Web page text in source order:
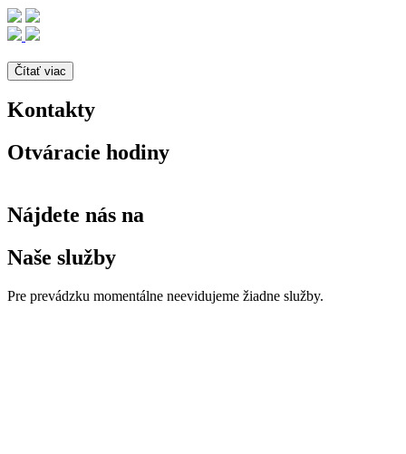
Čítať viac
Kontakty
Otváracie hodiny
Nájdete nás na
Naše služby
Pre prevádzku momentálne neevidujeme žiadne služby.